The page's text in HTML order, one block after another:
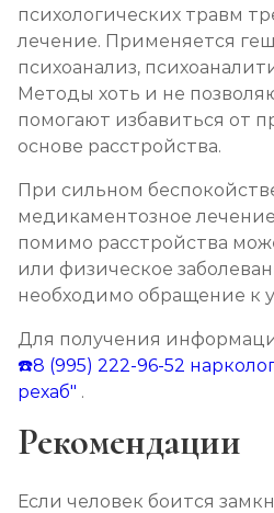
психологических травм
лечение. Применяется
психоанализ,
Методы хоть и не
помогают избавиться от
основе расстройства.
При сильном
медикаментозное
помимо расстройства
или физическое
необходимо обращение к
Для получения
☎️8 (995) 222-96-52
рехаб" .
Рекомендации
Если человек боится